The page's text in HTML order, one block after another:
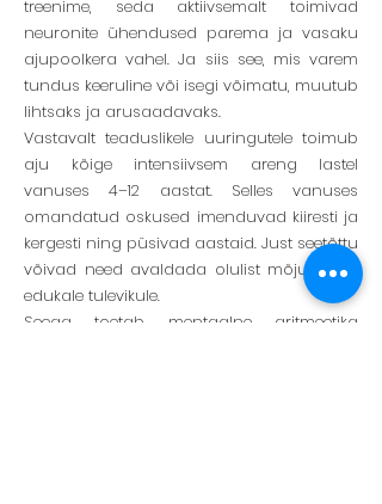
treenime, seda aktiivsemalt toimivad
neuronite ühendused parema ja vasaku
ajupoolkera vahel. Ja siis see, mis varem
tundus keeruline või isegi võimatu, muutub
lihtsaks ja arusaadavaks.
Vastavalt teaduslikele uuringutele toimub
aju kõige intensiivsem areng lastel
vanuses 4–12 aastat. Selles vanuses
omandatud oskused imenduvad kiiresti ja
kergesti ning püsivad aastaid. Just seetõttu
võivad need avaldada olulist mõju lapse
edukale tulevikule.
Seega toetab mentaalne aritmeetika